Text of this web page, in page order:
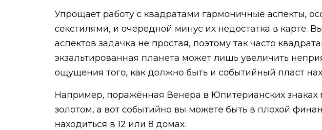
Упрощает работу с квадратами гармоничные аспекты,
секстилями, и очередной минус их недостатка в карте.
аспектов задачка не простая, поэтому так часто
экзальтированная планета может лишь увеличить
ощущения того, как должно быть и событийный пласт
Например, поражённая Венера в Юпитерианских
золотом, а вот событийно вы можете быть в плохой
находиться в 12 или 8 домах.